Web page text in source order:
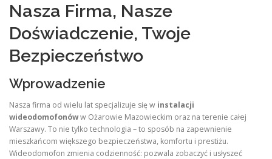
Nasza Firma, Nasze
Doświadczenie, Twoje
Bezpieczeństwo
Wprowadzenie
Nasza firma od wielu lat specjalizuje się w instalacji
wideodomofonóww Ożarowie Mazowieckim oraz na terenie całej
Warszawy. To nie tylko technologia – to sposób na zapewnienie
mieszkańcom większego bezpieczeństwa, komfortu i prestiżu.
Wideodomofon zmienia codzienność: pozwala zobaczyć i usłyszeć